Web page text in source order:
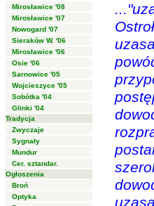
Mirosławice '08
Mirosławice '07
Nowogard '07
Sieraków W. '06
Mirosławice '06
Osie '06
Sarnowice '05
Wojcieszyce '05
Sobótka '04
Glinki '04
Tradycja
Zwyczaje
Sygnały
Mundur
Cer. sztandar.
Ogłoszenia
Broń
Optyka